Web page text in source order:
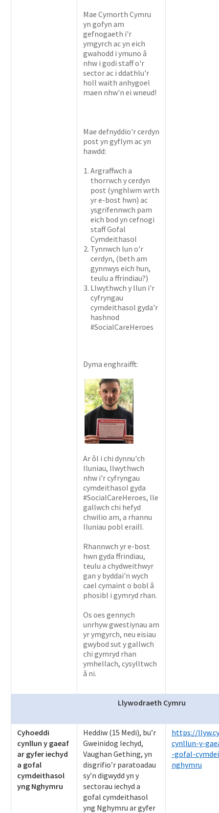
Mae Cymorth Cymru
yn gofyn am
gefnogaeth i'r
ymgyrch ac yn eich
gwahodd i ymuno â
nhw i godi staff o'r
sector ac i ddathlu'r
holl waith anhygoel
maen nhw'n ei wneud!
Mae defnyddio'r cerdyn
post yn gyflym ac yn
hawdd:
Argraffwch a
thorrwch y cerdyn
post (ynghlwm wrth
yr e-bost hwn) ac
ysgrifennwch pam
eich bod yn cefnogi
staff Gofal
Cymdeithasol
Tynnwch lun o'r
cerdyn, (beth am
gynnwys eich hun,
teulu a ffrindiau?)
Llwythwch y llun i'r
cyfryngau
cymdeithasol gyda'r
hashnod
#SocialCareHeroes
Dyma enghraifft:
Ar ôl i chi dynnu'ch
lluniau, llwythwch
nhw i'r cyfryngau
cymdeithasol gyda
#SocialCareHeroes, lle
gallwch chi hefyd
chwilio am, a rhannu
lluniau pobl eraill.
Rhannwch yr e-bost
hwn gyda ffrindiau,
teulu a chydweithwyr
gan y byddai'n wych
cael cymaint o bobl â
phosibl i gymryd rhan.
Os oes gennych
unrhyw gwestiynau am
yr ymgyrch, neu eisiau
gwybod sut y gallwch
chi gymryd rhan
ymhellach, cysylltwch
â ni.
Llywodraeth Cymru
Cyhoeddi
cynllun y gaeaf
ar gyfer iechyd
a gofal
cymdeithasol
yng Nghymru
Heddiw (15 Medi), bu’r
Gweinidog Iechyd,
Vaughan Gething, yn
disgrifio’r paratoadau
sy’n digwydd yn y
sectorau iechyd a
gofal cymdeithasol
yng Nghymru ar gyfer
https://
cynllun-y-
-gofal-
nghymru